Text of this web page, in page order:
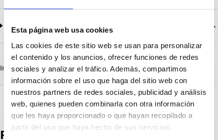
Esta página web usa cookies
Las cookies de este sitio web se usan para personalizar
el contenido y los anuncios, ofrecer funciones de redes
sociales y analizar el tráfico. Además, compartimos
información sobre el uso que haga del sitio web con
nuestros partners de redes sociales, publicidad y análisis
web, quienes pueden combinarla con otra información
que les haya proporcionado o que hayan recopilado a
partir del uso que haya hecho de sus servicios.
Documentación
CatalogoGeneral-EN.pdf
Descargar
Serie_1319-1320-1321.pdf
Descargar
Información destacada Detalles técnicosVista 3D
Productos destacados